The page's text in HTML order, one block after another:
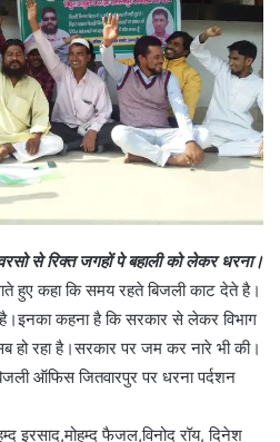
से रिक्त जगहों पे बहाली को लेकर धरना।
हुए कहा कि समय रहते बिजली काट देते है।
कहना है कि सरकार से लेकर विभाग
हो रहा है।सरकार पर जम कर नारे भी की।
ऑफिस जितवारपुर पर धरना पर्दशन
इरसाद,मोहम्द फैजल,विनोद रॉय, दिनेश